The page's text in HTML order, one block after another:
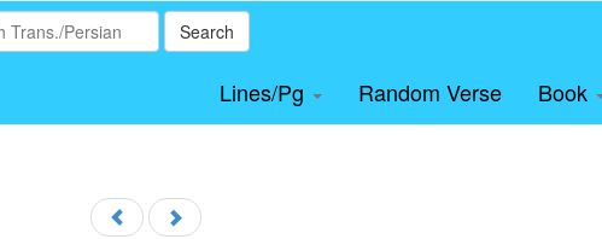
Search
Lines/Pg Random Verse Book